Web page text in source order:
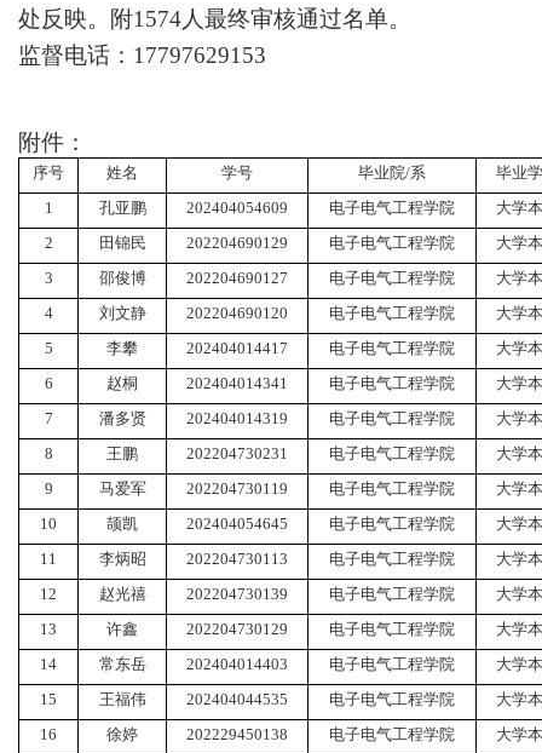
处反映。附1574人最终审核通过名单。
监督电话： 17797629153
附件：
序号 姓名 学号 毕业院/系
毕业
1
孔亚鹏 202404054609 电子电气工程学院
大学
2
田锦民 202204690129 电子电气工程学院
大学
3
邵俊博 202204690127 电子电气工程学院
大学
4
刘文静 202204690120 电子电气工程学院
大学
5
李攀 202404014417 电子电气工程学院
大学
6
赵桐 202404014341 电子电气工程学院
大学
7
潘多贤 202404014319 电子电气工程学院
大学
8
王鹏 202204730231 电子电气工程学院
大学
9
马爱军 202204730119 电子电气工程学院
大学
10
颉凯 202404054645 电子电气工程学院
大学
11
李炳昭 202204730113 电子电气工程学院
大学
12
赵光禧 202204730139 电子电气工程学院
大学
13
许鑫 202204730129 电子电气工程学院
大学
14
常东岳 202404014403 电子电气工程学院
大学
15
王福伟 202404044535 电子电气工程学院
大学
16
徐婷 202229450138 电子电气工程学院
大学